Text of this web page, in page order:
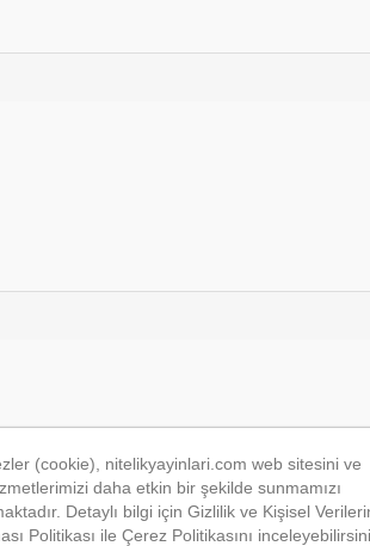
(cookie), nitelikyayinlari.com web sitesini ve
daha etkin bir şekilde sunmamızı
Detaylı bilgi için Gizlilik ve Kişisel
Politikası ile Çerez Politikasını